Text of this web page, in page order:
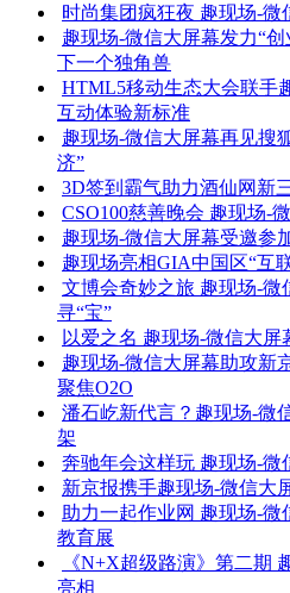
时尚集团疯狂夜 趣现场-微
趣现场-微信大屏幕发力“
下一个独角兽
HTML5移动生态大会联手
互动体验新标准
趣现场-微信大屏幕再见搜
济”
3D签到霸气助力酒仙网新
CSO100慈善晚会 趣现场-
趣现场-微信大屏幕受邀参
趣现场亮相GIA中国区“互
文博会奇妙之旅 趣现场-
寻“宝”
以爱之名 趣现场-微信大
趣现场-微信大屏幕助攻新
聚焦O2O
潘石屹新代言？趣现场-微
架
奔驰年会这样玩 趣现场-微
新京报携手趣现场-微信大
助力一起作业网 趣现场-微
教育展
《N+X超级路演》第二期
亮相